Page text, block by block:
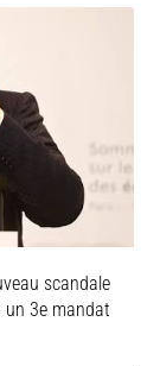
scandale
un 3e mandat